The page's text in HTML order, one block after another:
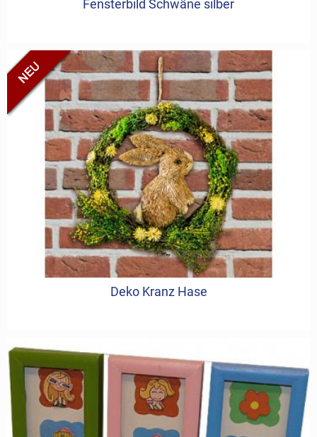
Fensterbild Schwäne silber
Deko Kranz Hase